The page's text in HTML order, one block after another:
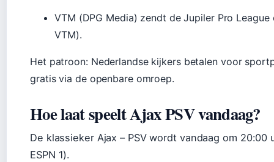
VTM (DPG Media) zendt de Jupiler Pro
VTM).
Het patroon: Nederlandse kijkers betalen voor
gratis via de openbare omroep.
Hoe laat speelt Ajax PSV vandaag?
De klassieker Ajax – PSV wordt vandaag om 20:00
ESPN 1).